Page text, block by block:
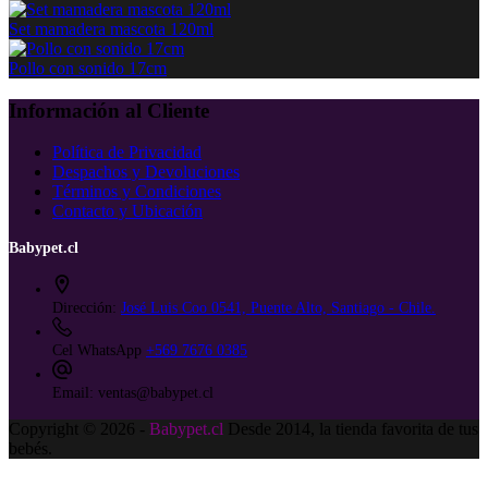
Set mamadera mascota 120ml
Pollo con sonido 17cm
Información al Cliente
Política de Privacidad
Despachos y Devoluciones
Términos y Condiciones
Contacto y Ubicación
Babypet.cl
Dirección: José Luis Coo 0541, Puente Alto, Santiago - Chile.
Cel WhatsApp +569 7676 0385
Email: ventas@babypet.cl
Copyright © 2026 - Babypet.cl Desde 2014, la tienda favorita de tus
bebés.